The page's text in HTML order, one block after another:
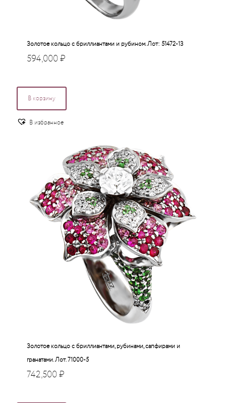
Золотое кольцо с бриллиантами и рубином. Лот: 51472-13
594,000₽
В корзину
В избранное
Золотое кольцо с бриллиантами, рубинами, сапфирами и
гранатами. Лот. 71000-5
742,500₽